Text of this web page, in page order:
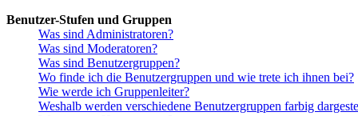
Benutzer-Stufen und Gruppen
Was sind Administratoren?
Was sind Moderatoren?
Was sind Benutzergruppen?
Wo finde ich die Benutzergruppen und wie trete ich ihnen bei?
Wie werde ich Gruppenleiter?
Weshalb werden verschiedene Benutzergruppen farbig